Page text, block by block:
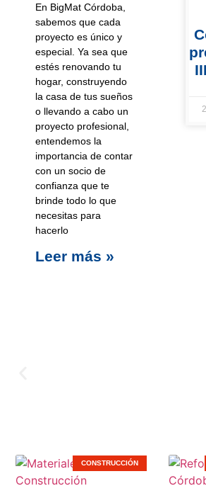
En BigMat Córdoba,
sabemos que cada
proyecto es único y
especial. Ya sea que
estés renovando tu
hogar, construyendo
la casa de tus sueños
o llevando a cabo un
proyecto profesional,
entendemos la
importancia de contar
con un socio de
confianza que te
brinde todo lo que
necesitas para
hacerlo
Leer más »
CONSTRUCCIÓN